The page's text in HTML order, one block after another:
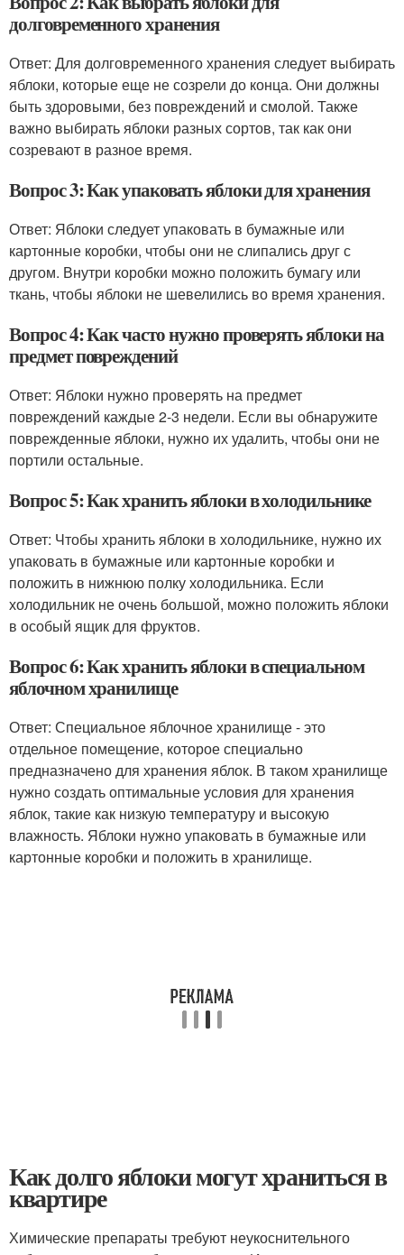
долговременного хранения
Ответ: Для долговременного хранения следует выбирать
яблоки, которые еще не созрели до конца. Они должны
быть здоровыми, без повреждений и смолой. Также
важно выбирать яблоки разных сортов, так как они
созревают в разное время.
Вопрос 3: Как упаковать яблоки для хранения
Ответ: Яблоки следует упаковать в бумажные или
картонные коробки, чтобы они не слипались друг с
другом. Внутри коробки можно положить бумагу или
ткань, чтобы яблоки не шевелились во время хранения.
Вопрос 4: Как часто нужно проверять яблоки на
предмет повреждений
Ответ: Яблоки нужно проверять на предмет
повреждений каждые 2-3 недели. Если вы обнаружите
поврежденные яблоки, нужно их удалить, чтобы они не
портили остальные.
Вопрос 5: Как хранить яблоки в холодильнике
Ответ: Чтобы хранить яблоки в холодильнике, нужно их
упаковать в бумажные или картонные коробки и
положить в нижнюю полку холодильника. Если
холодильник не очень большой, можно положить яблоки
в особый ящик для фруктов.
Вопрос 6: Как хранить яблоки в специальном
яблочном хранилище
Ответ: Специальное яблочное хранилище - это
отдельное помещение, которое специально
предназначено для хранения яблок. В таком хранилище
нужно создать оптимальные условия для хранения
яблок, такие как низкую температуру и высокую
влажность. Яблоки нужно упаковать в бумажные или
картонные коробки и положить в хранилище.
Как долго яблоки могут храниться в
квартире
Химические препараты требуют неукоснительного